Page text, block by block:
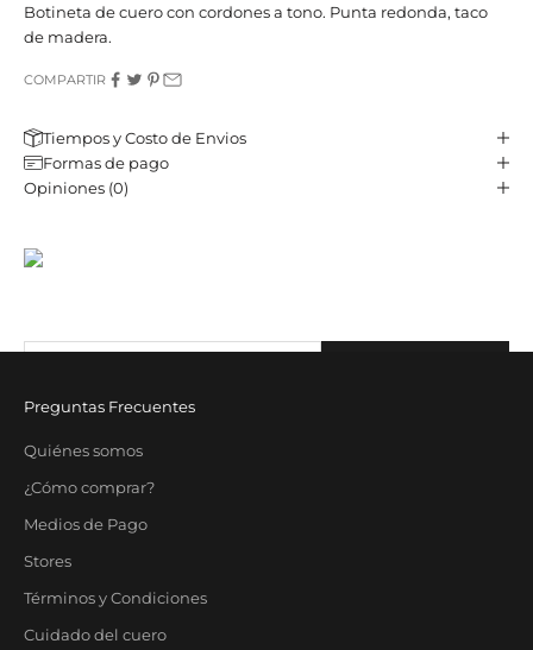
Botineta de cuero con cordones a tono. Punta redonda, taco
de madera.
COMPARTIR
Tiempos y Costo de Envios
Formas de pago
Opiniones (0)
Sé parte de nuestro email-club y recibí contenido y beneficios
Correo electrónico
Preguntas Frecuentes
Quiénes somos
¿Cómo comprar?
Medios de Pago
Stores
Términos y Condiciones
Cuidado del cuero